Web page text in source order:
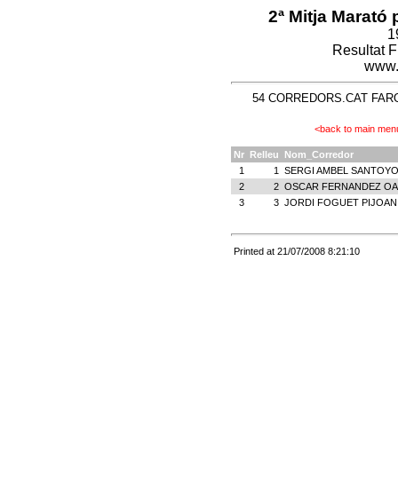
2ª Mitja Marató
Resultat
54 CORREDORS.CAT
<back to main
Nr Relleu
Nom_Corredor
1
1
SERGI AMBEL SANTOYO
2
2 OSCAR FERNANDEZ
3
3 JORDI FOGUET PIJOAN
Printed at 21/07/2008 8:21:10